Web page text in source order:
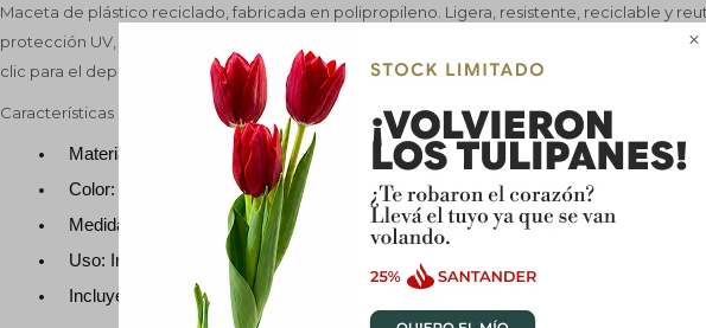

Maceta de plástico reciclado, fabricada en polipropileno. Ligera, resistente, reciclable y
protección UV, resistente a las heladas y con orificios de drenaje. Incluye plato integrado
clic para el depósito de agua. Apta para uso interior y exterior, con una capacidad de 14 litros.
Características
Material: PLÁSTICO RECICLADO
Color: A ELECCIÓN BLANCO, GRAFITO, TAUPE, MOSTAZA, VERDE,
Medidas: 29,5 CM DE BOCA Y 28,2 CM DE ALTURA
Uso: Interior y exterior
Incluye drenaje: SI